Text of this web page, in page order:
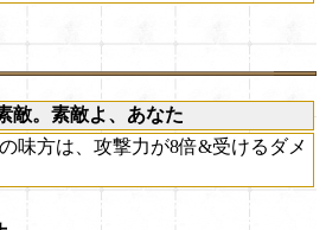
敵。素敵よ、あなた
味方は、攻撃力が8倍&受けるダメ